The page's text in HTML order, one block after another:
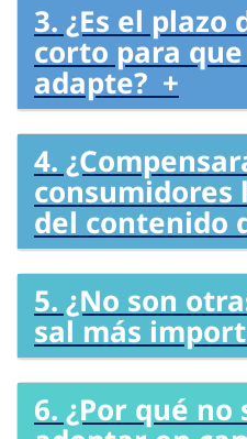
3. ¿Es el plazo
corto para
adapte? +
4.
consumidores
del contenido
5. ¿No son
sal más
6. ¿Por qué no